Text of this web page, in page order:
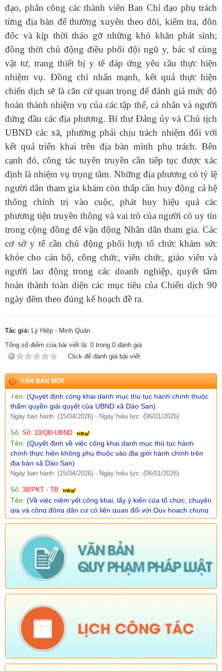
đạo, phân công các thành viên Ban Chỉ đạo phụ trách
từng địa bàn để thường xuyên theo dõi, kiểm tra, đôn
đốc và kịp thời tháo gỡ những khó khăn phát sinh;
đồng thời chủ động điều phối đội ngũ y, bác sĩ cùng
vật tư, trang thiết bị y tế đáp ứng yêu cầu thực hiện
nhiệm vụ. Đồng chí nhấn mạnh, kết quả thực hiện
chiến dịch sẽ là căn cứ quan trọng để đánh giá mức độ
hoàn thành nhiệm vụ của các tập thể, cá nhân và người
đứng đầu các địa phương. Bí thư Đảng ủy và Chủ tịch
UBND các xã, phường phải chịu trách nhiệm đối với
kết quả triển khai trên địa bàn mình phụ trách. Bên
cạnh đó, công tác tuyên truyền cần tiếp tục được xác
định là nhiệm vụ trọng tâm. Những địa phương có tỷ lệ
người dân tham gia khám còn thấp cần huy động cả hệ
thống chính trị vào cuộc, phát huy hiệu quả các
phương tiện truyền thông và vai trò của người có uy tín
trong cộng đồng để vận động Nhân dân tham gia. Các
cơ sở y tế cần chủ động phối hợp tổ chức khám sức
khỏe cho cán bộ, công chức, viên chức, giáo viên và
người lao động trong các doanh nghiệp, quyết tâm
hoàn thành toàn diện các mục tiêu của Chiến dịch 90
ngày đêm theo đúng kế hoạch đề ra.
Tác giả: Lý Hiệp - Minh Quân
Tổng số điểm của bài viết là: 0 trong 0 đánh giá
Click để đánh giá bài viết
VĂN BẢN MỚI
Số:42/TB-UBND
Tên:(THÔNG BÁO Địa chỉ trụ sở, đường dây nóng hỗ trợ,
hướng dẫn giải đáp phản ánh, kiến nghị cá nhân, tổ chức về
thực hiện thủ tục hành chính và cung cấp dịch vụ công của Ủy
ban nhân dân xã Dào San)
Ngày ban hành: (13/07/2026)
Số:1653/TB-UBND
Tên: (THÔNG BÁO Thực hiện kế hoạch và tiếp nhận hồ sơ tiểu
dự án 1 dự án 9 thuộc Chương trình MTQG phát triển kinh tế xã
hội vùng đồng bào dân tộc thiểu số và miền núi năm 2026 trên
địa bàn xã Dào San)
Ngày ban hành: (09/07/2026) Ngày hiệu lực: (02/07/2026)
Số:1652/KH-UBND
Tên: (KẾ HOẠCH Thực hiện Tiểu dự án 1, Dự án 9 thuộc
Chương trình mục tiêu quốc gia phát triển kinh tế - xã hội vùng
đồng bào dân tộc thiểu số và miền núi năm 2026 trên địa bàn
xã Dào San, tỉnh Lai Châu)
Tên:(NGHỊ QUYẾT: Sắp xếp, tổ chức lại và đặt tên các bản trên
địa bàn xã dào san năm 2026)
Ngày ban hành: (01/07/2026) -Ngày hiệu lực: (25/06/2026)
Tên:(Quyết định công khai danh mục thủ tục hành chính thuộc
thẩm quyền giải quyết của UBND xã Dào San)
Ngày ban hành: (15/04/2026) -Ngày hiệu lực: (06/01/2026)
Số:Số: 10/QĐ-UBND
Tên:(Quyết định về việc công khai danh mục thủ tục hành
chính thực hiện không phụ thuộc vào địa giới hành chính trên
địa bàn xã Dào San)
Ngày ban hành: (15/04/2026) -Ngày hiệu lực: (06/01/2026)
Số:38/PKT - TB
Tên:(Về việc niêm yết công khai, lấy ý kiến của tổ chức, chuyên
gia và cộng động dân cư có liên quan đối với Quy hoạch chung
xã Dào San, tỉnh Lai Châu đến năm 2045)
Ngày ban hành: (25/02/2026)
Tên:(QUYẾT ĐỊNH Quyết định bãi bỏ Quyết định số
01/2025/QĐ-UBND ngày 01 tháng 07 năm 2025 của Ủy ban
nhân dân xã ban hành quy chế làm việc của Ủy ban nhân dân
xã Dào San, nhiệm kỳ 2021-2026)
Ngày ban hành: (06/02/2026)
(Chương trình tiết kiệm, chống lãng phí năm 2026)
Ngày ban hành: (23/01/2026)
Tên:(Kế hoạch triển khai thực hiện dự án 1 Hỗ trợ đất ở xã Dào
hội vùng đồng bào dân tộc thiểu số và miền núi giai đoạn 2021-